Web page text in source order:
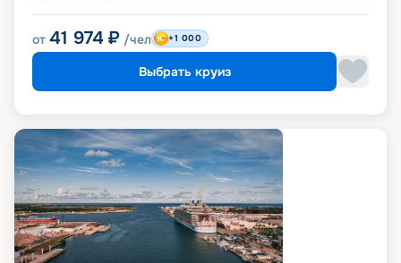
от 41 974 ₽ /чел +1 000
Выбрать круиз